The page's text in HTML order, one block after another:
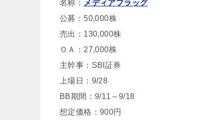
名称： メディアフラッグ
公募：50,000株
売出：130,000株
ＯＡ：27,000株
主幹事：SBI証券
上場日：9/28
BB期間：9/11～9/18
想定価格：900円